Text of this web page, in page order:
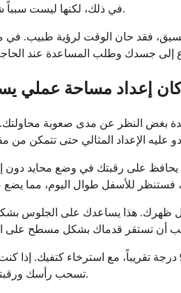
في ذلك، لكنها ليست سبباً شائعاً لآلام الرقبة اليومية.
فقد حان الوقت لرؤية طبيب. في
إعداد مساحة عملي
بغض النظر عن مدى صعوبة محاولتك.
على رقبتك في وضع محايد دون
ظهرك. هذا يساعدك على الجلوس
يجب أن تكون لوحة المفاتيح والفأرة قريبتين بما يكفي بحيث لا تضطر إلى الوصول إلى الأمام. يجب أن تستريح مرفقيك بشكل
تسحب رأسك ورقبتك إلى الأمام مع ذراعيك.